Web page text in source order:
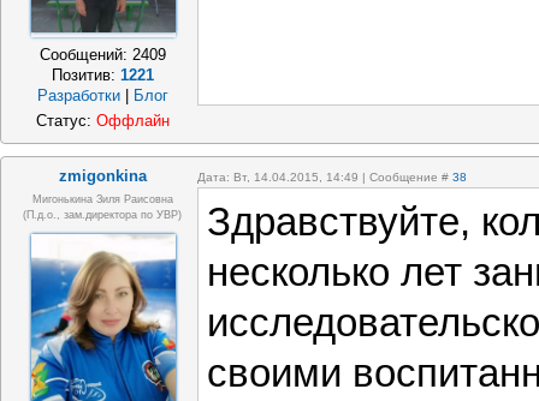
Сообщений: 2409
Позитив: 1221
Разработки
Блог
Статус: Оффлайн
zmigonkina Дата: Вт, 14.04.2015, 14:49 | Сообщение # 38
Мигонькина Зиля Раисовна
(п.д.о., зам.директора по УВР)
Здравствуйте,
несколько лет
своими